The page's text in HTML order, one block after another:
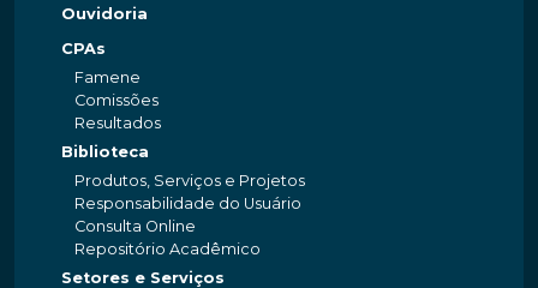
Ouvidoria
CPAs
Famene
Comissões
Resultados
Biblioteca
Produtos, Serviços e Projetos
Responsabilidade do Usuário
Consulta Online
Repositório Acadêmico
Setores e Serviços